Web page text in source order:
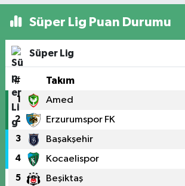
Süper Lig Puan Durumu
Süper Lig
# Takım
1 Amed
2 Erzurumspor FK
3 Başakşehir
4 Kocaelispor
5 Beşiktaş